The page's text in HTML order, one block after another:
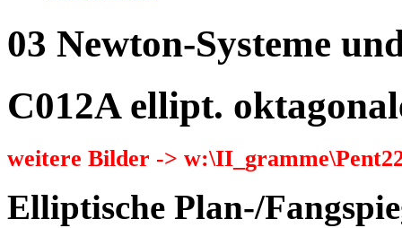
03 Newton-Systeme
C012A ellipt.
weitere Bilder ->
Elliptische Plan-/